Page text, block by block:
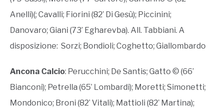
Anelli)(; Cavalli; Fiorini (82’ Di Gesù); Piccinini;
Danovaro; Giani (73’ Egharevba). All. Tabbiani. A
disposizione: Sorzi; Bondioli; Coghetto; Giallombardo
Ancona Calcio: Perucchini; De Santis; Gatto © (66’
Bianconi); Petrella (65’ Lombardi); Moretti; Simonetti;
Mondonico; Broni (82’ Vitali); Mattioli (82’ Martina);